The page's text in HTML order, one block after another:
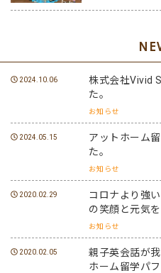
2024.10.06
株式会社Vivid
た。
お知らせ
2024.05.15
アットホーム
た。
お知らせ
2020.02.29
コロナより強
の笑顔と元気
お知らせ
2020.02.05
親子英会話が
ホーム留学パ